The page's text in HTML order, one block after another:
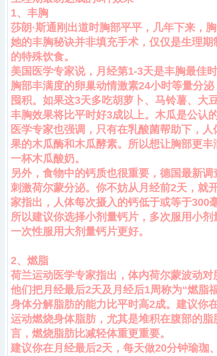
1、丰胸
莎朗·斯通刚出道时胸部平平，几年下来，
她的丰胸秘诀并非填充手术，仅仅是生理
的特殊饮食。
美国医学专家说，月经第1-3天是丰胸最佳
胸部丰满度的卵巢动情激素24小时等量分
囤积。如果这3天多吃胡萝卜、马铃薯、大
丰胸效果将比平时好3成以上。木瓜是公认
医学专家也强调，只有在乳酸菌帮助下，
果的木瓜酶和木瓜酵素。所以想让胸部更
一杯木瓜酸奶。
另外，食物中的钙质也很重要，德国最新
刺激荷尔蒙分泌。你不妨从月经前2天，就
家指出，人体每次摄入的钙低于或等于300
所以建议你选择小剂量钙片，多次服用小
一次性服用大剂量钙片更好。
2、燃脂
荷兰运动医学专家指出，体内荷尔蒙波动
他们把月经最后2天及月经后1周称为“燃脂
身体分解脂肪的能力比平时高2成。建议你
运动燃烧身体脂肪，尤其是堆积在腹部的
言，燃烧脂肪比减轻体重更重要。
建议你在月经最后2天，每天做20分钟瑜珈